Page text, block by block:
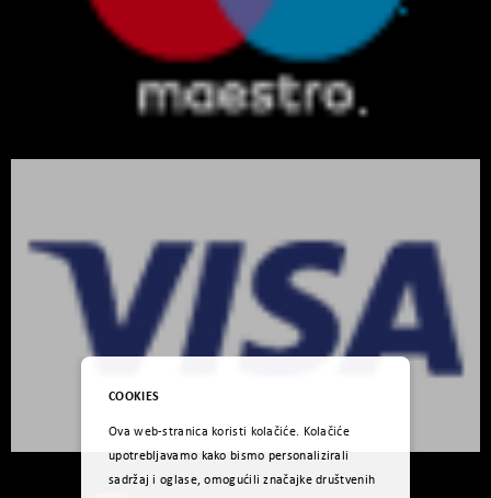
COOKIES
Ova web-stranica koristi kolačiće. Kolačiće
upotrebljavamo kako bismo personalizirali
sadržaj i oglase, omogućili značajke društvenih